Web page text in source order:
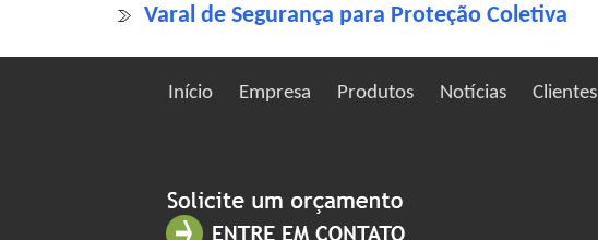
Varal de Segurança para Proteção Coletiva
Início Empresa Produtos Notícias Clientes